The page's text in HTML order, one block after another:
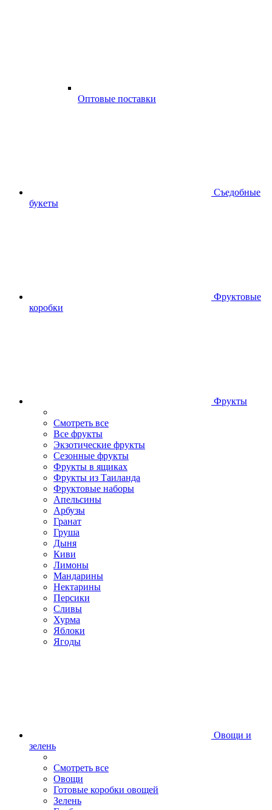
Оптовые поставки
Съедобные
букеты
Фруктовые
коробки
Фрукты
Смотреть все
Все фрукты
Экзотические фрукты
Сезонные фрукты
Фрукты в ящиках
Фрукты из Таиланда
Фруктовые наборы
Апельсины
Арбузы
Гранат
Груша
Дыня
Киви
Лимоны
Мандарины
Нектарины
Персики
Сливы
Хурма
Яблоки
Ягоды
Овощи и
зелень
Смотреть все
Овощи
Готовые коробки овощей
Зелень